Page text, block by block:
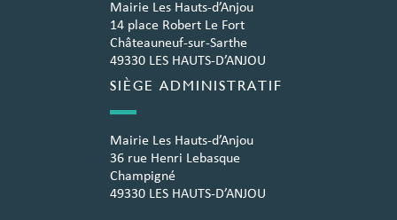
Mairie Les Hauts-d’Anjou
14 place Robert Le Fort
Châteauneuf-sur-Sarthe
49330 LES HAUTS-D’ANJOU
SIÈGE ADMINISTRATIF
Mairie Les Hauts-d’Anjou
36 rue Henri Lebasque
Champigné
49330 LES HAUTS-D’ANJOU